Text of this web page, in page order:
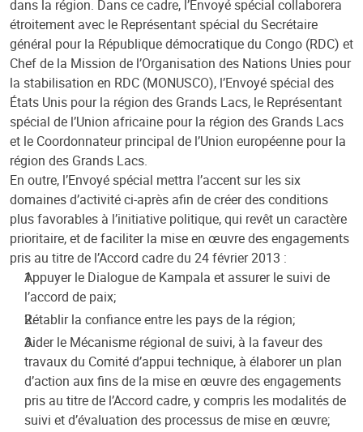
dans la région. Dans ce cadre, l’Envoyé spécial collaborera
étroitement avec le Représentant spécial du Secrétaire
général pour la République démocratique du Congo (RDC) et
Chef de la Mission de l’Organisation des Nations Unies pour
la stabilisation en RDC (MONUSCO), l’Envoyé spécial des
États Unis pour la région des Grands Lacs, le Représentant
spécial de l’Union africaine pour la région des Grands Lacs
et le Coordonnateur principal de l’Union européenne pour la
région des Grands Lacs.
En outre, l’Envoyé spécial mettra l’accent sur les six
domaines d’activité ci-après afin de créer des conditions
plus favorables à l’initiative politique, qui revêt un caractère
prioritaire, et de faciliter la mise en œuvre des engagements
pris au titre de l’Accord cadre du 24 février 2013 :
Appuyer le Dialogue de Kampala et assurer le suivi de
l’accord de paix;
Rétablir la confiance entre les pays de la région;
Aider le Mécanisme régional de suivi, à la faveur des
travaux du Comité d’appui technique, à élaborer un plan
d’action aux fins de la mise en œuvre des engagements
pris au titre de l’Accord cadre, y compris les modalités de
suivi et d’évaluation des processus de mise en œuvre;